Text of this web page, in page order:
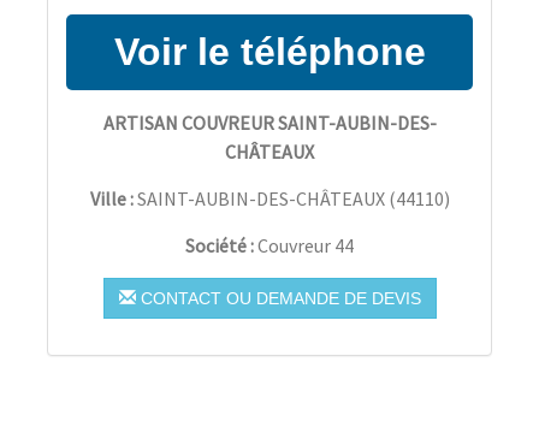
ARTISAN COUVREUR SAINT-AUBIN-DES-
CHÂTEAUX
Ville :SAINT-AUBIN-DES-CHÂTEAUX(44110)
Société :Couvreur 44
CONTACT OU DEMANDE DE DEVIS